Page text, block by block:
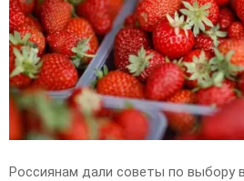
N
U
Россиянам дали советы по выбору